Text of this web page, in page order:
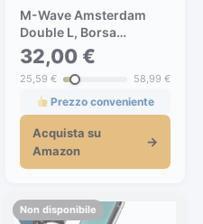
M-Wave Amsterdam
Double L, Borsa
portabici Unisex-
Adulto, Marrone, 15 Litri
32,00 €
25,59 € 58,99 €
Prezzo conveniente
Acquista su
Amazon
→
Non disponibile